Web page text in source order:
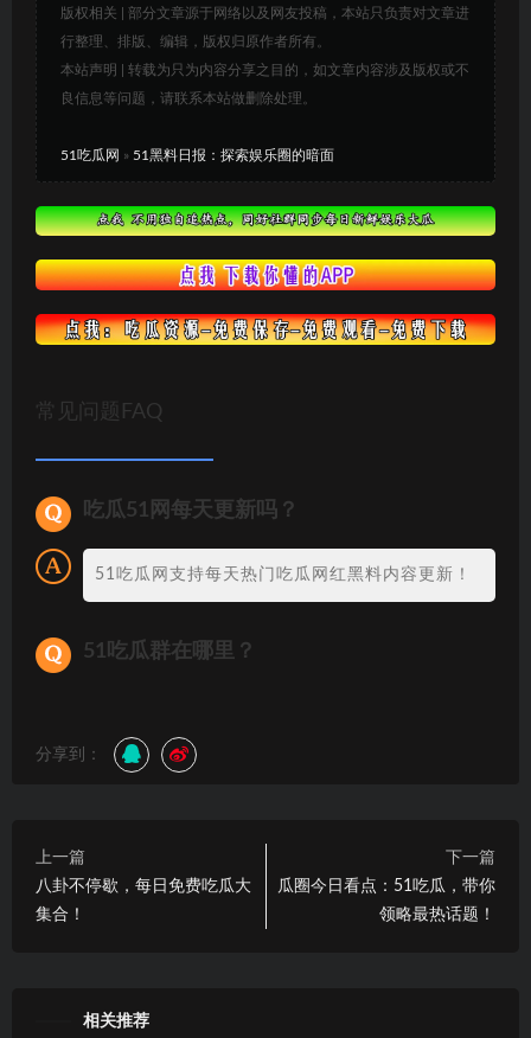
版权相关 | 部分文章源于网络以及网友投稿，本站只负责对文章进
行整理、排版、编辑，版权归原作者所有。
本站声明 | 转载为只为内容分享之目的，如文章内容涉及版权或不
良信息等问题，请联系本站做删除处理。
51吃瓜网 » 51黑料日报：探索娱乐圈的暗面
常见问题FAQ
吃瓜51网每天更新吗？
51吃瓜网支持每天热门吃瓜网红黑料内容更新！
51吃瓜群在哪里？
分享到：
上一篇
八卦不停歇，每日免费吃瓜大
集合！
下一篇
瓜圈今日看点：51吃瓜，带你
领略最热话题！
相关推荐